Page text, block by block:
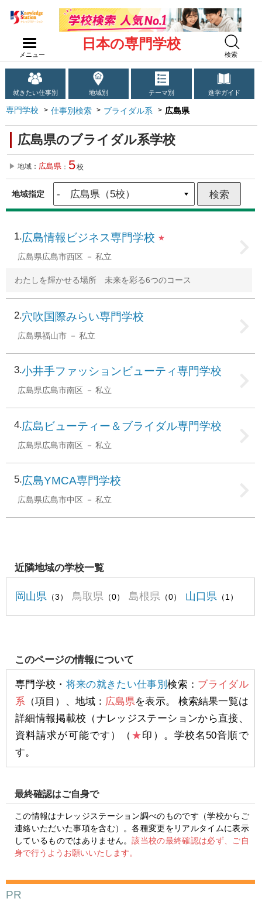
メニュー
日本の専門学校
検索
就きたい仕事別 地域別 テーマ別 進学ガイド
専門学校 仕事別検索 ブライダル系 広島県
広島県のブライダル系学校
地域： 広島県 ： 5校
地域指定
1 広島情報ビジネス専門学校 ★
広島県広島市西区 私立
わたしを輝かせる場所 未来を彩る6つのコース
2 穴吹国際みらい専門学校
広島県福山市 私立
3 小井手ファッションビューティ専門学校
広島県広島市南区 私立
4 広島ビューティー＆ブライダル専門学校
広島県広島市南区 私立
5 広島YMCA専門学校
広島県広島市中区 私立
近隣地域の学校一覧
岡山県 （3） 鳥取県 （0） 島根県 （0） 山口県 （1）
このページの情報について
専門学校・ 将来の就きたい仕事別検索： ブライダル
系 （項目）、地域： 広島県を表示。 検索結果一覧は
詳細情報掲載校（ナレッジステーションから直接、
資料請求が可能です）（ ★印）。学校名50音順で
す。
最終確認はご自身で
この情報はナレッジステーション調べのものです（学校からご
連絡いただいた事項を含む）。各種変更をリアルタイムに表示
しているものではありません。該当校の最終確認は必ず、ご自
身で行うようお願いいたします。
PR